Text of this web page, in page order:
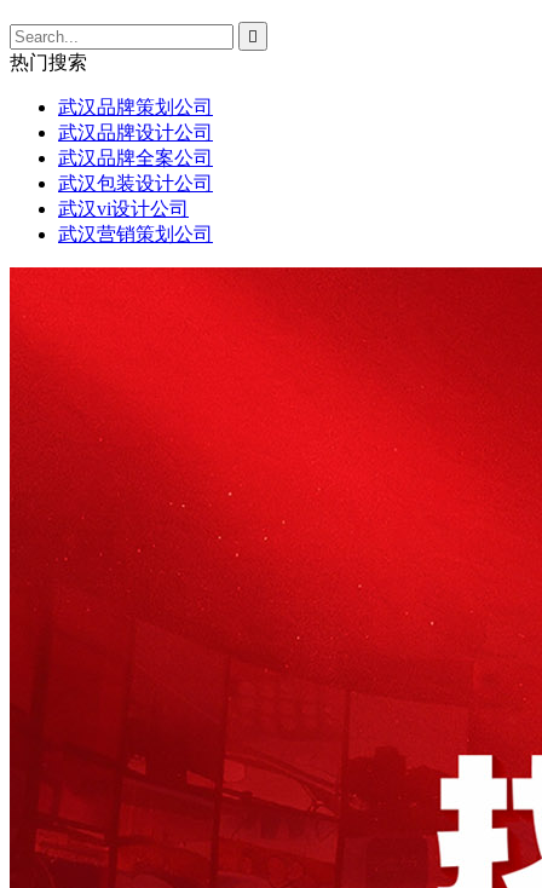

热门搜索
武汉品牌策划公司
武汉品牌设计公司
武汉品牌全案公司
武汉包装设计公司
武汉vi设计公司
武汉营销策划公司